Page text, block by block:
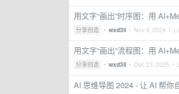
用文字“画出”时序图：用
分享创造 • wxd3li • Nov 4, 2024 •
用文字“画出”流程图：用
分享创造 • wxd3li • Dec 23, 2025 •
AI 思维导图 2024 - 让 AI 帮你